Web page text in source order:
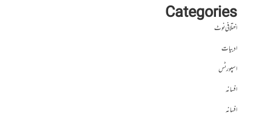
Categories
اختلافی نوٹ
ادبیات
اسپورٹس
افسانہ
افسانہ